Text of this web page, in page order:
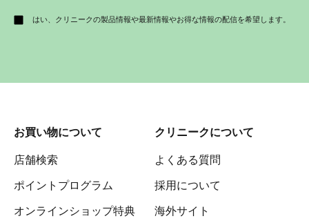
はい、クリニークの製品情報や最新情報やお得な情報の配信を希望します。
お買い物について
店舗検索
ポイントプログラム
オンラインショップ特典
クリニークについて
よくある質問
採用について
海外サイト